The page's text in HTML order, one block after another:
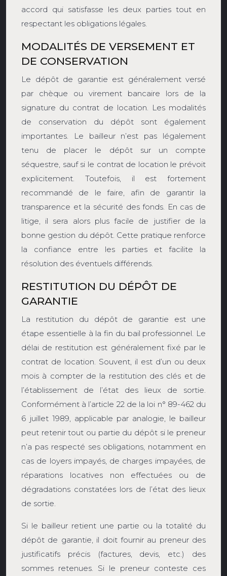
accord qui satisfasse les deux parties tout en
respectant les obligations légales.
MODALITÉS DE VERSEMENT ET
DE CONSERVATION
Le dépôt de garantie est généralement versé
par chèque ou virement bancaire lors de la
signature du contrat de location. Les modalités
de conservation du dépôt sont également
importantes. Le bailleur n’est pas légalement
tenu de placer le dépôt sur un compte
séquestre, sauf si le contrat de location le prévoit
explicitement. Toutefois, il est fortement
recommandé de le faire, afin de garantir la
transparence et la sécurité des fonds. En cas de
litige, il sera alors plus facile de justifier de la
bonne gestion du dépôt. Cette pratique renforce
la confiance entre les parties et facilite la
résolution des éventuels différends.
RESTITUTION DU DÉPÔT DE
GARANTIE
La restitution du dépôt de garantie est une
étape essentielle à la fin du bail professionnel. Le
délai de restitution est généralement fixé par le
contrat de location. Souvent, il est d’un ou deux
mois à compter de la restitution des clés et de
l’établissement de l’état des lieux de sortie.
Conformément à l’article 22 de la loi n° 89-462 du
6 juillet 1989, applicable par analogie, le bailleur
peut retenir tout ou partie du dépôt si le preneur
n’a pas respecté ses obligations, notamment en
cas de loyers impayés, de charges impayées, de
réparations locatives non effectuées ou de
dégradations constatées lors de l’état des lieux
de sortie.
Si le bailleur retient une partie ou la totalité du
dépôt de garantie, il doit fournir au preneur des
justificatifs précis (factures, devis, etc.) des
sommes retenues. Si le preneur conteste ces